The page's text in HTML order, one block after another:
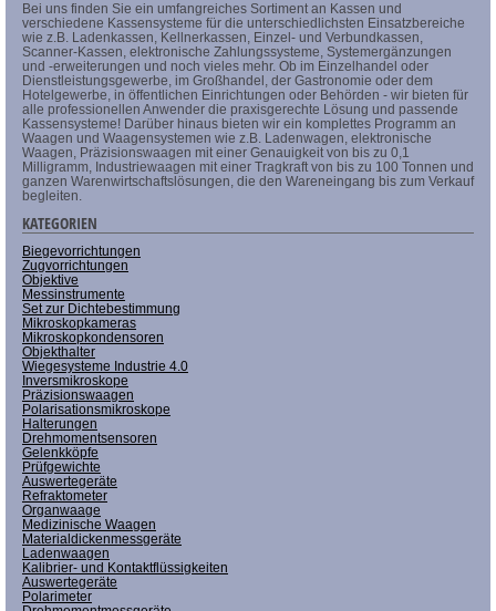
Bei uns finden Sie ein umfangreiches Sortiment an Kassen und
verschiedene Kassensysteme für die unterschiedlichsten Einsatzbereiche
wie z.B. Ladenkassen, Kellnerkassen, Einzel- und Verbundkassen,
Scanner-Kassen, elektronische Zahlungssysteme, Systemergänzungen
und -erweiterungen und noch vieles mehr. Ob im Einzelhandel oder
Dienstleistungsgewerbe, im Großhandel, der Gastronomie oder dem
Hotelgewerbe, in öffentlichen Einrichtungen oder Behörden - wir bieten für
alle professionellen Anwender die praxisgerechte Lösung und passende
Kassensysteme! Darüber hinaus bieten wir ein komplettes Programm an
Waagen und Waagensystemen wie z.B. Ladenwagen, elektronische
Waagen, Präzisionswaagen mit einer Genauigkeit von bis zu 0,1
Milligramm, Industriewaagen mit einer Tragkraft von bis zu 100 Tonnen und
ganzen Warenwirtschaftslösungen, die den Wareneingang bis zum Verkauf
begleiten.
KATEGORIEN
Biegevorrichtungen
Zugvorrichtungen
Objektive
Messinstrumente
Set zur Dichtebestimmung
Mikroskopkameras
Mikroskopkondensoren
Objekthalter
Wiegesysteme Industrie 4.0
Inversmikroskope
Präzisionswaagen
Polarisationsmikroskope
Halterungen
Drehmomentsensoren
Gelenkköpfe
Prüfgewichte
Auswertegeräte
Refraktometer
Organwaage
Medizinische Waagen
Materialdickenmessgeräte
Ladenwaagen
Kalibrier- und Kontaktflüssigkeiten
Auswertegeräte
Polarimeter